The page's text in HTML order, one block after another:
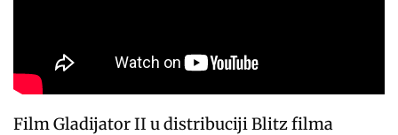
Film Gladijator II u distribuciji Blitz filma